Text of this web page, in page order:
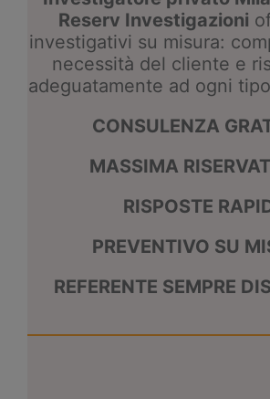
Reserv Investigazioni
investigativi su misura:
necessità del cliente e
adeguatamente ad ogni
CONSULENZA
MASSIMA
RISPOSTE
PREVENTIVO SU
REFERENTE SEMPRE